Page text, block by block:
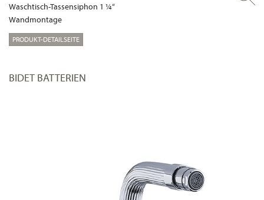
Waschtisch-Tassensiphon 1 ¼“
Wandmontage
PRODUKT-DETAILSEITE
BIDET BATTERIEN